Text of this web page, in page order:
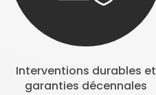
Interventions durables et
garanties décennales